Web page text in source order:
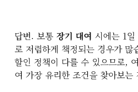
답변. 보통 장기 대여 시에는 1
로 저렴하게 책정되는 경우가 많
할인 정책이 다를 수 있으므로,
여 가장 유리한 조건을 찾아보는